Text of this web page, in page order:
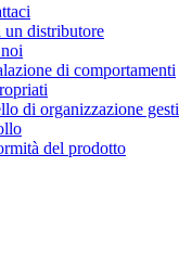
un distributore
di comportamenti
di organizzazione
del prodotto